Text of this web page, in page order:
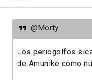
@Morty
Los periogolfos
de Amunike como